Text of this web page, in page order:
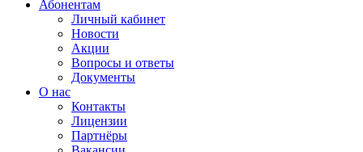
Абонентам
Личный кабинет
Новости
Акции
Вопросы и ответы
Документы
О нас
Контакты
Лицензии
Партнёры